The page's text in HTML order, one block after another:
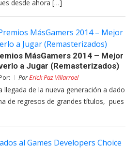
desde ahora […]
MásGamers 2014 – Mejor
a Jugar (Remasterizados)
PorErick Paz Villarroel
llegada de la nueva generación a dado
de regresos de grandes títulos, pues